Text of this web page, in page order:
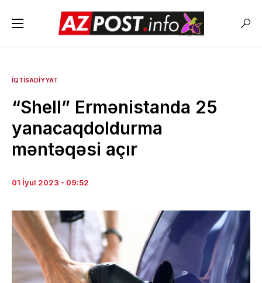
İQTISADIYYAT
“Shell” Ermənistanda 25
yanacaqdoldurma
məntəqəsi açır
01 İyul 2023 - 09:52